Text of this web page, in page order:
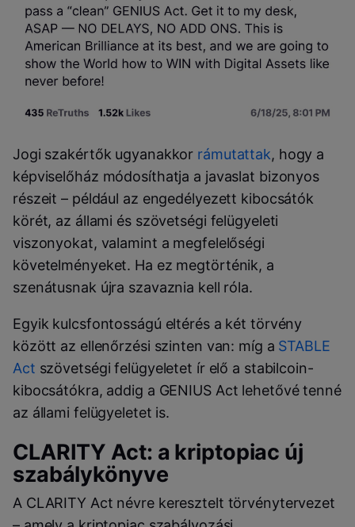
Jogi szakértők ugyanakkor rámutattak, hogy a
képviselőház módosíthatja a javaslat bizonyos
részeit – például az engedélyezett kibocsátók
körét, az állami és szövetségi felügyeleti
viszonyokat, valamint a megfelelőségi
követelményeket. Ha ez megtörténik, a
szenátusnak újra szavaznia kell róla.
Egyik kulcsfontosságú eltérés a két törvény
között az ellenőrzési szinten van: míg a STABLE
Act szövetségi felügyeletet ír elő a stabilcoin-
kibocsátókra, addig a GENIUS Act lehetővé tenné
az állami felügyeletet is.
CLARITY Act: a kriptopiac új
szabálykönyve
A CLARITY Act névre keresztelt törvénytervezet